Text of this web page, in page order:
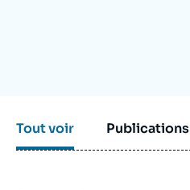
Tout voir Publications